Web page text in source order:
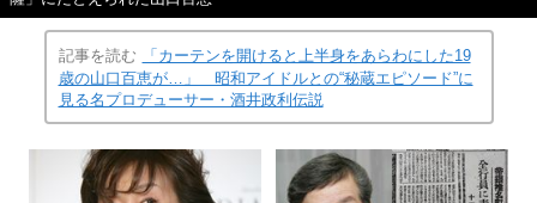
記事を読む
「カーテンを開けると上半身をあらわにした19
歳の山口百恵が…」 昭和アイドルとの“秘蔵エピソード”に
見る名プロデューサー・酒井政利伝説